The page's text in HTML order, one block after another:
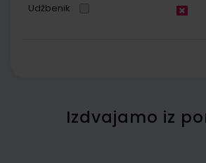
Udžbenik
Izdvajamo iz